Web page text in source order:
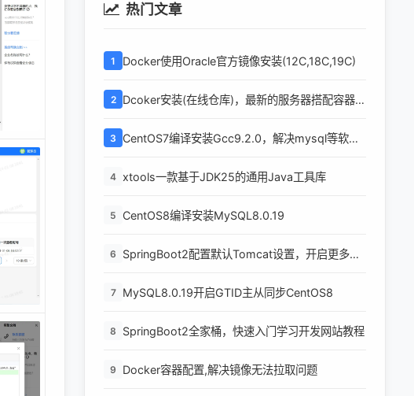
热门文章
1 Docker使用Oracle官方镜像安装(12C,18C,19C)
2
Dcoker安装(在线仓库)，最新的服务器搭配容器使
3
CentOS7编译安装Gcc9.2.0，解决mysql等软件
4 xtools一款基于JDK25的通用Java工具库
5 CentOS8编译安装MySQL8.0.19
6
SpringBoot2配置默认Tomcat设置，开启更多高
7 MySQL8.0.19开启GTID主从同步CentOS8
8 SpringBoot2全家桶，快速入门学习开发网站教程
9 Docker容器配置,解决镜像无法拉取问题